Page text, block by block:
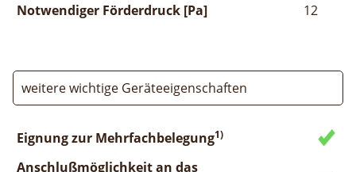
Notwendiger Förderdruck [Pa]
12
weitere wichtige Geräteeigenschaften
Eignung zur Mehrfachbelegung1)
Anschlußmöglichkeit an das